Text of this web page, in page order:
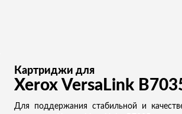
Картриджи для
Xerox VersaLink
Для поддержания стабильной и